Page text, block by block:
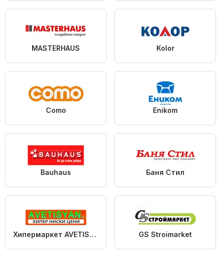
MASTERHAUS Kolor
Como Enikom
Bauhaus Баня Стил
Хипермаркет AVETISYAN GS Stroimarket